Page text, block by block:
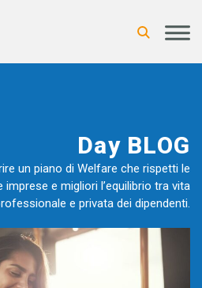
Day BLOG
un piano di Welfare che rispetti le
imprese e migliori l’equilibrio tra vita
e privata dei dipendenti.